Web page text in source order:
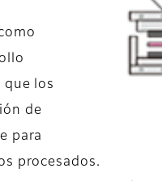
que los
de
para
procesados.